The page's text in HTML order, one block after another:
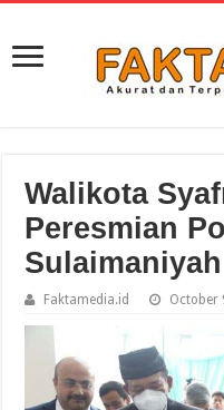
Walikota
Peresmian
Sulaimaniyah
Faktamedia.id October